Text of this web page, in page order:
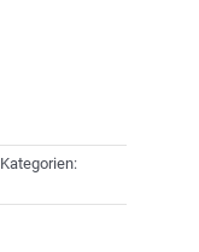
Kategorien: